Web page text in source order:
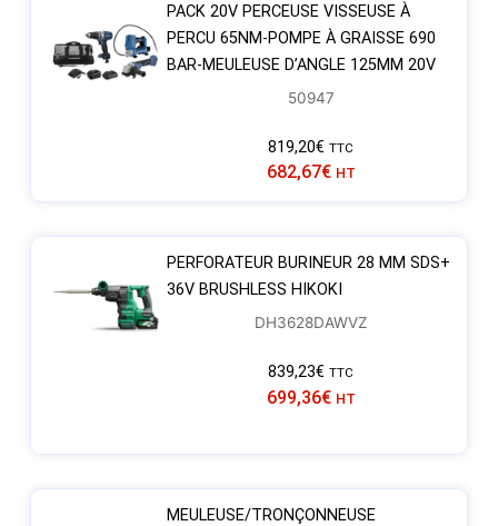
PACK 20V PERCEUSE VISSEUSE À
PERCU 65NM-POMPE À GRAISSE 690
BAR-MEULEUSE D’ANGLE 125MM 20V
50947
819,20€ TTC
682,67€ HT
PERFORATEUR BURINEUR 28 MM SDS+
36V BRUSHLESS HIKOKI
DH3628DAWVZ
839,23€ TTC
699,36€ HT
MEULEUSE/TRONÇONNEUSE